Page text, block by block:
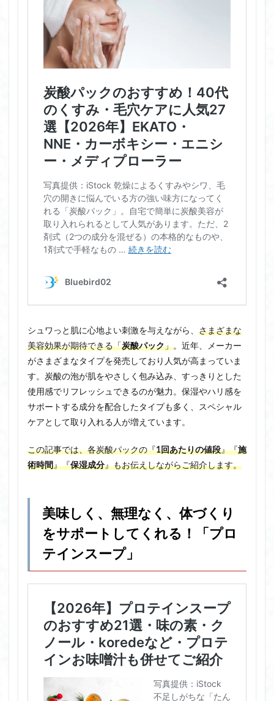
シュワっと肌に心地よい刺激を与えながら、 さまざまな
美容効果が期待できる「炭酸パック」。近年、メーカー
がさまざまなタイプを発売しており人気が高まっていま
す。炭酸の泡が肌をやさしく包み込み、すっきりとした
使用感でリフレッシュできるのが魅力。保湿やハリ感を
サポートする成分を配合したタイプも多く、スペシャル
ケアとして取り入れる人が増えています。
この記事では、各炭酸パックの『1回あたりの値段』『施
術時間』『保湿成分』もお伝えしながらご紹介します。
美味しく、無理なく、体づくり
をサポートしてくれる！「プロ
テインスープ」